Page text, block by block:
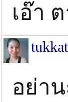
เอ๊า
อย่า